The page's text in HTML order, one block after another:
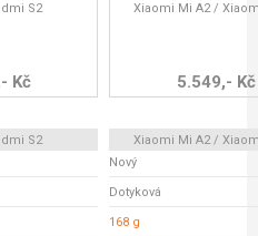
S2
Kč
Xiaomi Mi A2 /
5.549,- Kč
S2
Xiaomi Mi A2 /
Nový
Dotyková
168 g